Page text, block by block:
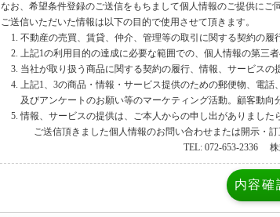
なお、希望条件登録のご送信をもちまして個人情報のご提供にご
ご送信いただいた情報は以下の目的で使用させて頂きます。
不動産の売買、賃貸、仲介、管理等の取引に関する契約の履
上記1の利用目的の達成に必要な範囲での、個人情報の第三者
当社が取り扱う商品に関する契約の履行、情報、サービスの
上記1、3の商品・情報・サービス提供のための郵便物、電話
及びアンケートのお願い等のマーケティング活動。顧客動向
情報、サービスの提供は、ご本人からの申し出がありました
ご送信頂きました個人情報のお問い合わせまたは開示・
TEL: 072-653-2336